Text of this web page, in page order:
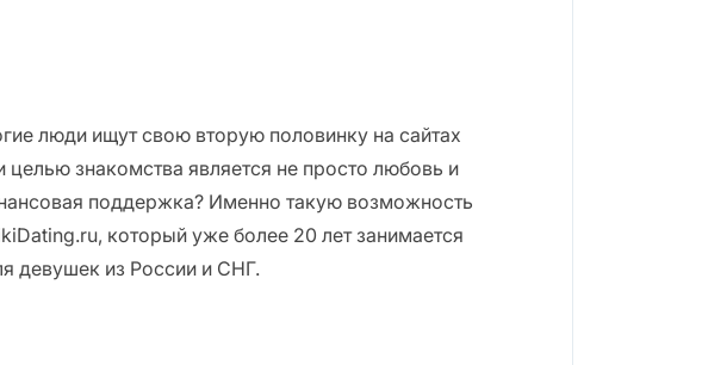
люди ищут свою вторую половинку на сайтах
целью знакомства является не просто любовь и
поддержка? Именно такую возможность
который уже более 20 лет занимается
девушек из России и СНГ.